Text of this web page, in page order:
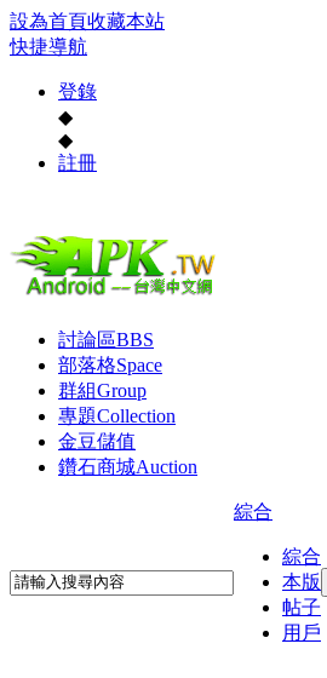
設為首頁收藏本站
快捷導航
登錄
◆
◆
註冊
討論區BBS
部落格Space
群組Group
專題Collection
金豆儲值
鑽石商城Auction
綜合
綜合
本版
帖子
用戶